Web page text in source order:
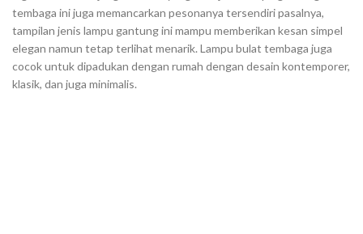
tembaga ini juga memancarkan pesonanya tersendiri pasalnya,
tampilan jenis lampu gantung ini mampu memberikan kesan simpel
elegan namun tetap terlihat menarik. Lampu bulat tembaga juga
cocok untuk dipadukan dengan rumah dengan desain kontemporer,
klasik, dan juga minimalis.